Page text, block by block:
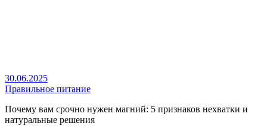
30.06.2025
Правильное питание
Почему вам срочно нужен магний: 5 признаков нехватки и
натуральные решения